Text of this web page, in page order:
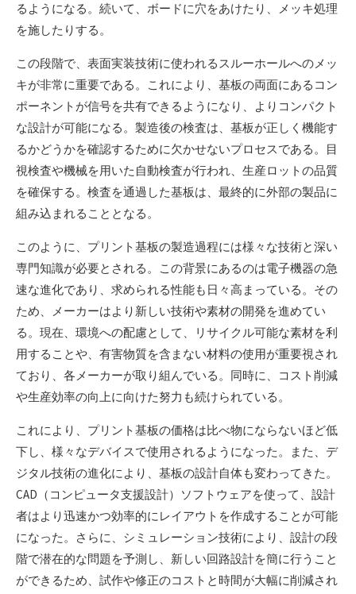
るようになる。続いて、ボードに穴をあけたり、メッキ処理
を施したりする。
この段階で、表面実装技術に使われるスルーホールへのメッ
キが非常に重要である。これにより、基板の両面にあるコン
ポーネントが信号を共有できるようになり、よりコンパクト
な設計が可能になる。製造後の検査は、基板が正しく機能す
るかどうかを確認するために欠かせないプロセスである。目
視検査や機械を用いた自動検査が行われ、生産ロットの品質
を確保する。検査を通過した基板は、最終的に外部の製品に
組み込まれることとなる。
このように、プリント基板の製造過程には様々な技術と深い
専門知識が必要とされる。この背景にあるのは電子機器の急
速な進化であり、求められる性能も日々高まっている。その
ため、メーカーはより新しい技術や素材の開発を進めてい
る。現在、環境への配慮として、リサイクル可能な素材を利
用することや、有害物質を含まない材料の使用が重要視され
ており、各メーカーが取り組んでいる。同時に、コスト削減
や生産効率の向上に向けた努力も続けられている。
これにより、プリント基板の価格は比べ物にならないほど低
下し、様々なデバイスで使用されるようになった。また、デ
ジタル技術の進化により、基板の設計自体も変わってきた。
CAD（コンピュータ支援設計）ソフトウェアを使って、設計
者はより迅速かつ効率的にレイアウトを作成することが可能
になった。さらに、シミュレーション技術により、設計の段
階で潜在的な問題を予測し、新しい回路設計を簡に行うこと
ができるため、試作や修正のコストと時間が大幅に削減され